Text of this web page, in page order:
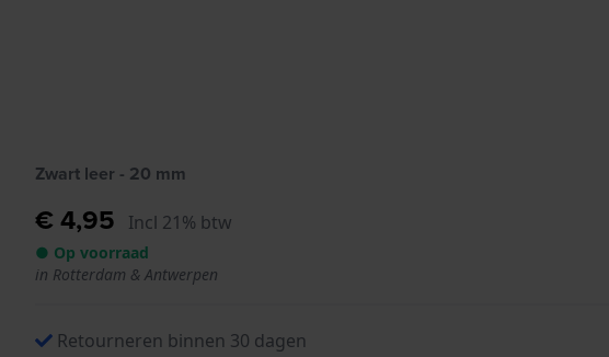
Zwart leer - 20 mm
€ 4,95 Incl 21% btw
● Op voorraad
in Rotterdam & Antwerpen
Retourneren binnen 30 dagen